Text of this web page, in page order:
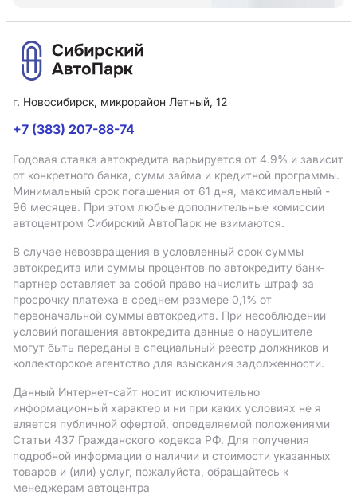
г. Новосибирск, микрорайон Летный, 12
+7 (383) 207-88-74
Годовая ставка автокредита варьируется от 4.9% и зависит
от конкретного банка, сумм займа и кредитной программы.
Минимальный срок погашения от 61 дня, максимальный -
96 месяцев. При этом любые дополнительные комиссии
автоцентром Сибирский АвтоПарк не взимаются.
В случае невозвращения в условленный срок суммы
автокредита или суммы процентов по автокредиту банк-
партнер оставляет за собой право начислить штраф за
просрочку платежа в среднем размере 0,1% от
первоначальной суммы автокредита. При несоблюдении
условий погашения автокредита данные о нарушителе
могут быть переданы в специальный реестр должников и
коллекторское агентство для взыскания задолженности.
Данный Интернет-сайт носит исключительно
информационный характер и ни при каких условиях не я
вляется публичной офертой, определяемой положениями
Статьи 437 Гражданского кодекса РФ. Для получения
подробной информации о наличии и стоимости указанных
товаров и (или) услуг, пожалуйста, обращайтесь к
менеджерам автоцентра